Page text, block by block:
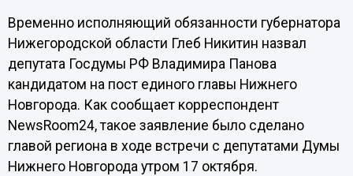
Временно исполняющий обязанности губернатора
Нижегородской области Глеб Никитин назвал
депутата Госдумы РФ Владимира Панова
кандидатом на пост единого главы Нижнего
Новгорода. Как сообщает корреспондент
NewsRoom24, такое заявление было сделано
главой региона в ходе встречи с депутатами Думы
Нижнего Новгорода утром 17 октября.